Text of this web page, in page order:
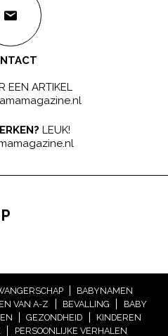
EEN ARTIKEL
LEUK!
BABYNAMEN
VAN A-Z BEVALLING
BABY
GEZONDHEID
KINDEREN
PERSOONLIJKE VERHALEN